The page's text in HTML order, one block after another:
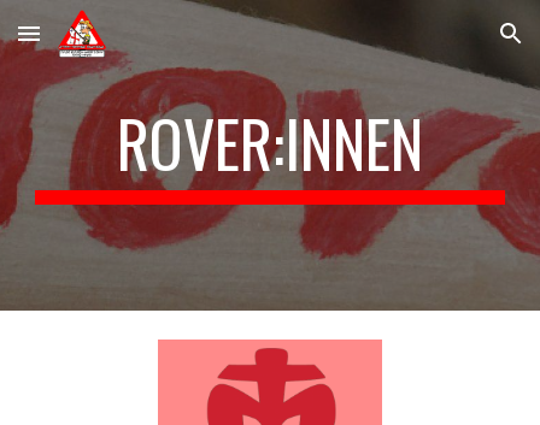
Skip to main content Skip to navigation
ROVER:INNEN